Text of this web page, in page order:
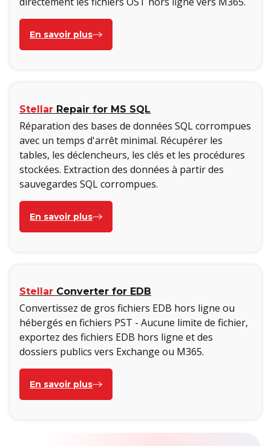
En savoir plus
Stellar Repair for MS SQL
Réparation des bases de données SQL corrompues
avec un temps d'arrêt minimal. Récupérer les
tables, les déclencheurs, les clés et les procédures
stockées. Extraction des données à partir des
sauvegardes SQL corrompues.
En savoir plus
Stellar Converter for EDB
Convertissez de gros fichiers EDB hors ligne ou
hébergés en fichiers PST - Aucune limite de fichier,
exportez des fichiers EDB hors ligne et des
dossiers publics vers Exchange ou M365.
En savoir plus